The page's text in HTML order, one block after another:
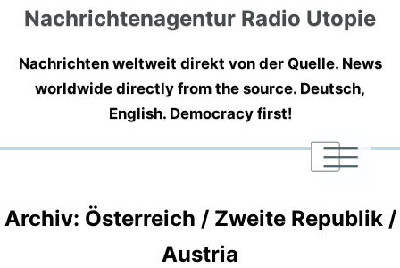
Nachrichtenagentur Radio Utopie
Nachrichten weltweit direkt von der Quelle. News
worldwide directly from the source. Deutsch,
English. Democracy first!
|
|
|
Archiv: Österreich / Zweite Republik /
Austria